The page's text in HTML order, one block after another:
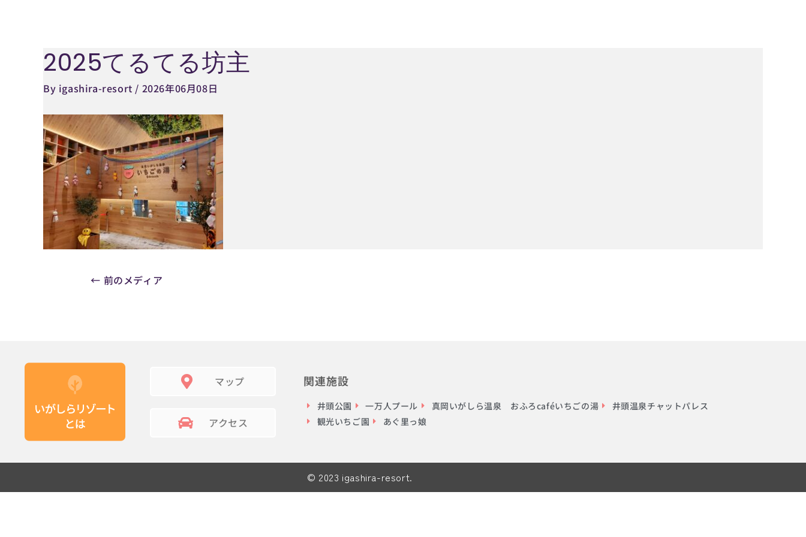
2025てるてる坊主
By igashira-resort / 2026年06月08日
Post
navigation
← 前のメディア
マップ
アクセス
関連施設
井頭公園 一万人プール 真岡いがしら温泉 おふろcaféいちごの湯
井頭温泉チャットパレス
観光いちご園
あぐ里っ娘
© 2023 igashira-resort.